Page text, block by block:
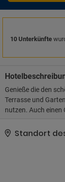
10 Unterkünfte
Genieße die den
Terrasse und
nutzen. Auch einen
in der Lobby, ein
Standort